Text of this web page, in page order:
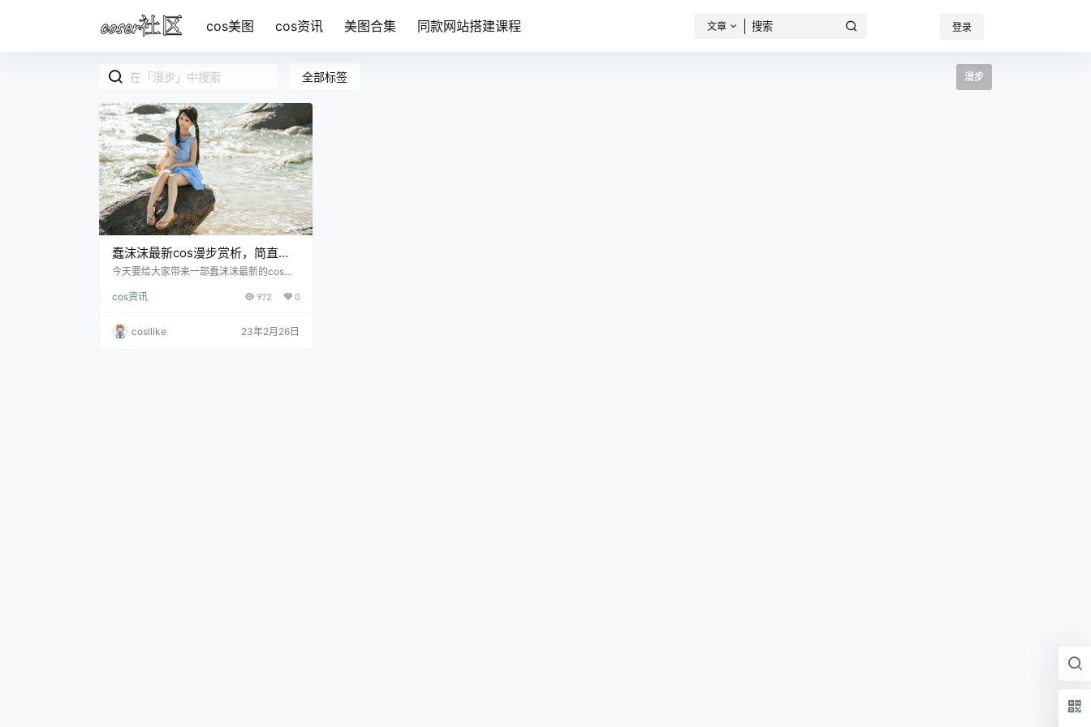
cos美图 cos资讯 美图合集 同款网站搭建课程 文章 登录
全部标签 漫步
蠢沫沫最新cos漫步赏析，简直惊
掉老铁们的下巴！
今天要给大家带来一部蠢沫沫最新的cos作
当天正好是情人节。可能也是我们的沫沫特
问这样的情人节礼物谁能抵挡。这部作品的
摄影师还是.
cos资讯 972 0
cosllike 23年2月26日